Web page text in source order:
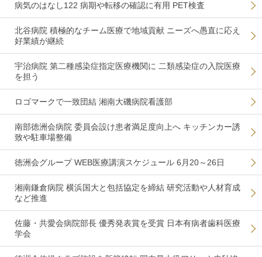
病気のはなし122 病期や転移の確認に有用 PET検査
北谷病院 積極的なチーム医療で地域貢献 ニーズへ愚直に応え
好業績が継続
宇治病院 第二種感染症指定医療機関に 二類感染症の入院医療
を担う
ロゴマークで一致団結 湘南大磯病院看護部
南部徳洲会病院 委員会設け患者満足度向上へ キッチンカー誘
致や駐車場整備
徳洲会グループ WEB医療講演スケジュール 6月20～26日
湘南鎌倉病院 横浜国大と包括協定を締結 研究活動や人材育成
など推進
佐藤・共愛会病院部長 優秀発表賞を受賞 日本有病者歯科医療
学会